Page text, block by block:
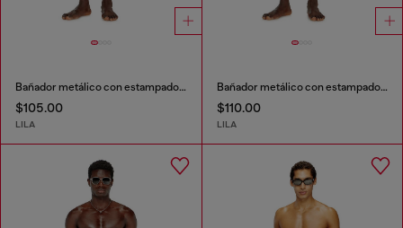
Bañador metálico con estampado floral
$105.00
LILA
Bañador metálico con estampado floral
$110.00
LILA